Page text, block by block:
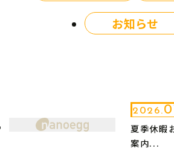
お知らせ
2026.
夏季休暇
案内...